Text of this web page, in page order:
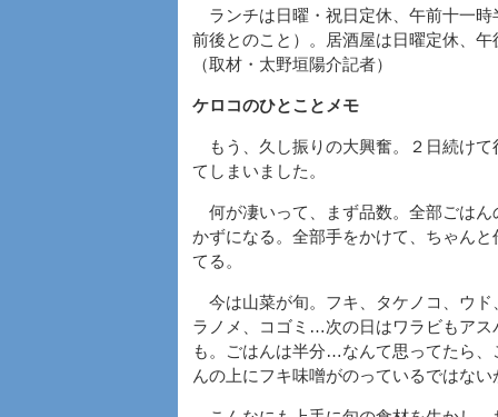
ランチは日曜・祝日定休、午前十一時
前後とのこと）。居酒屋は日曜定休、
（取材・太野垣陽介記者）
ケロコのひとことメモ
もう、久し振りの大興奮。２日続けて
てしまいました。
何が凄いって、まず品数。全部ごはん
かずになる。全部手をかけて、ちゃんと
てる。
今は山菜が旬。フキ、タケノコ、ウド
ラノメ、コゴミ…次の日はワラビもアス
も。ごはんは半分…なんて思ってたら、
んの上にフキ味噌がのっているではない